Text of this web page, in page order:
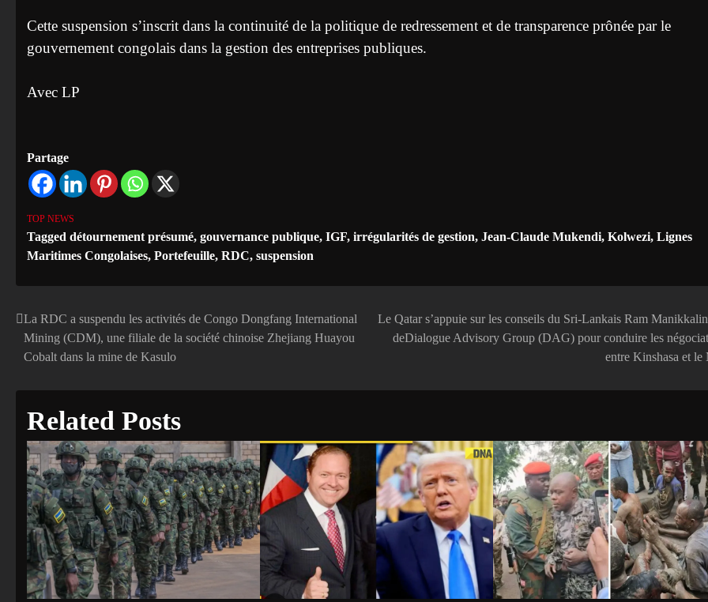
‎Cette suspension s’inscrit dans la continuité de la politique de redressement et de transparence prônée par le
gouvernement congolais dans la gestion des entreprises publiques.
‎Avec LP
Partage
TOP NEWS
Tagged détournement présumé, gouvernance publique, IGF, irrégularités de gestion, ‎Jean-Claude Mukendi, Kolwezi, Lignes
Maritimes Congolaises, Portefeuille, RDC, suspension
Navigation
de
La RDC a suspendu les activités de Congo Dongfang International
Mining (CDM), une filiale de la société chinoise Zhejiang Huayou
Cobalt dans la mine de Kasulo
Le Qatar s’appuie sur les conseils du Sri-Lankais Ram
deDialogue Advisory Group (DAG) pour conduire les
entre Kinshasa et le
Related Posts